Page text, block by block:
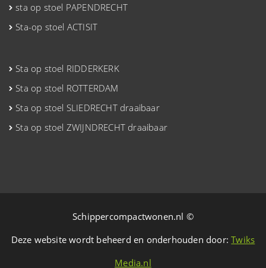
sta op stoel PAPENDRECHT
Sta-op stoel ACTISIT
Sta op stoel RIDDERKERK
Sta op stoel ROTTERDAM
Sta op stoel SLIEDRECHT draaibaar
Sta op stoel ZWIJNDRECHT draaibaar
Schippercompactwonen.nl ©
Deze website wordt beheerd en onderhouden door:Twiks
Media.nl